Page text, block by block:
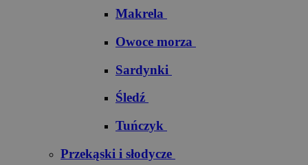
Makrela
Owoce morza
Sardynki
Śledź
Tuńczyk
Przekąski i słodycze